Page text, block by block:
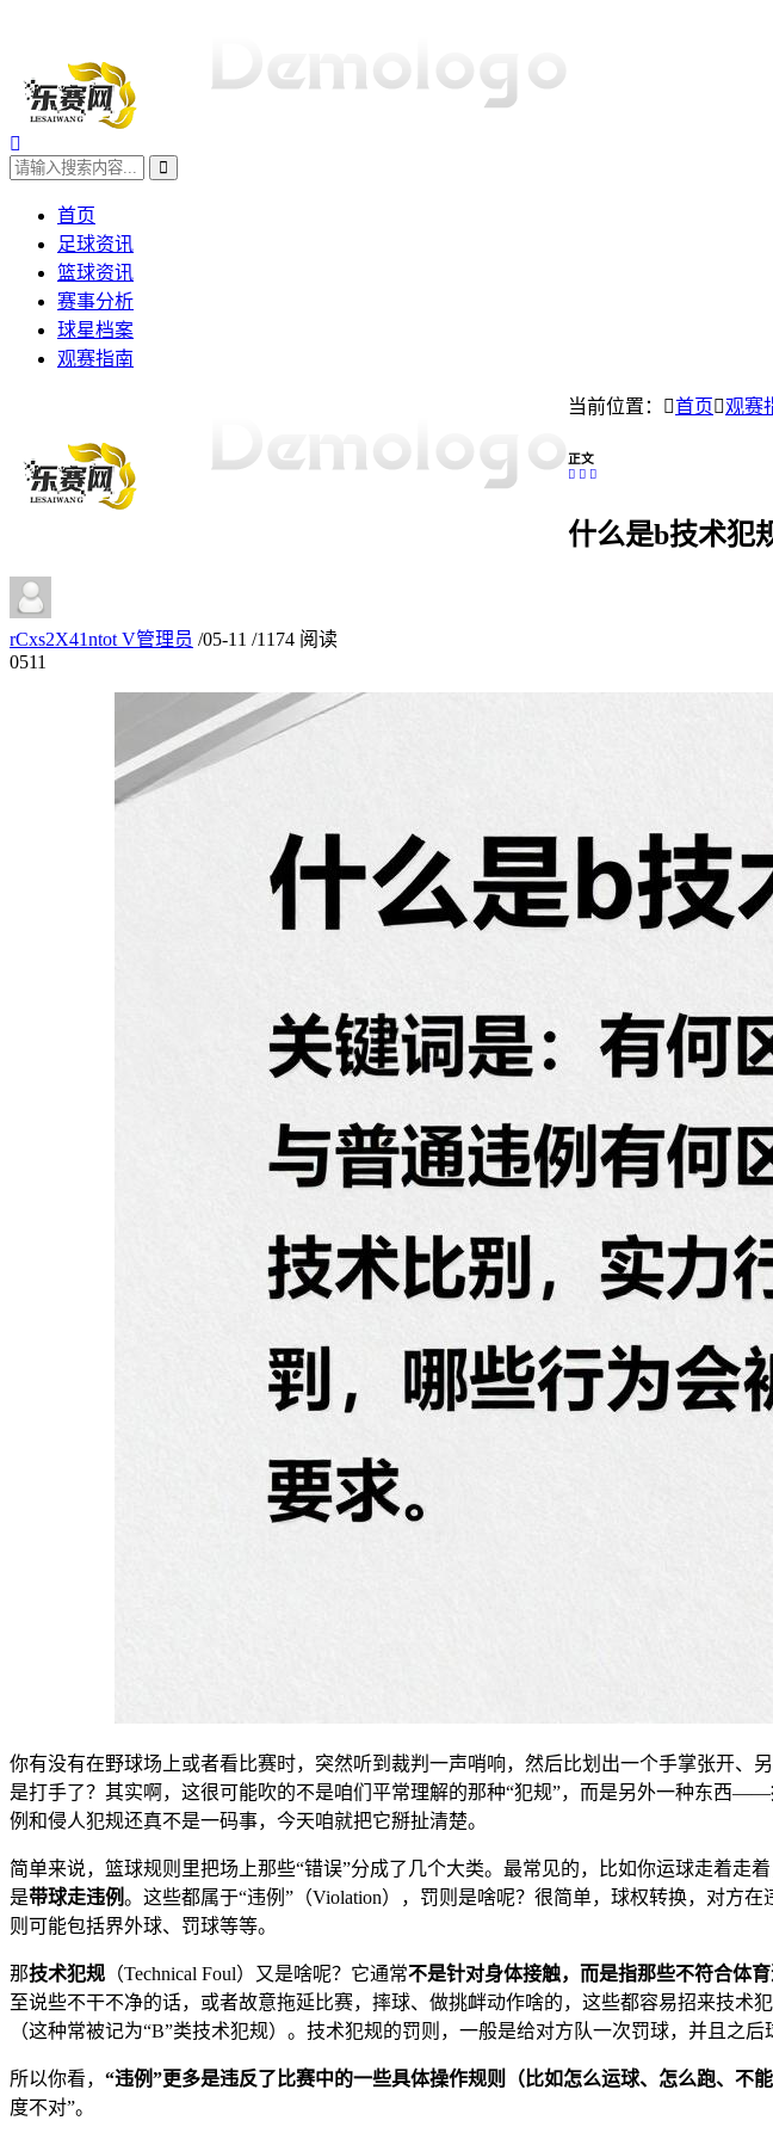
首页
足球资讯
篮球资讯
赛事分析
球星档案
观赛指南
当前位置： 首页 观赛
正文
什么是b技术犯
rCxs2X41ntot V管理员 /05-11 /1174 阅读
0511
你有没有在野球场上或者看比赛时，突然听到裁判一声哨响，然后比划出一个手掌张开
是打手了？其实啊，这很可能吹的不是咱们平常理解的那种“犯规”，而是另外一种东西——
例和侵人犯规还真不是一码事，今天咱就把它掰扯清楚。
简单来说，篮球规则里把场上那些“错误”分成了几个大类。最常见的，比如你运球走着走
是带球走违例。这些都属于“违例”（Violation），罚则是啥呢？很简单，球权转换，对方
则可能包括界外球、罚球等等。
那技术犯规 （Technical Foul）又是啥呢？它通常不是针对身体接触，而是指那些不符合体
至说些不干不净的话，或者故意拖延比赛，摔球、做挑衅动作啥的，这些都容易招来技
（这种常被记为“B”类技术犯规）。技术犯规的罚则，一般是给对方队一次罚球，并且之后
所以你看， “违例”更多是违反了比赛中的一些具体操作规则（比如怎么运球、怎么跑、不
度不对”。